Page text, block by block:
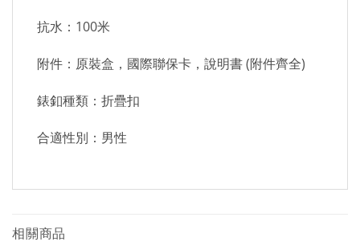
抗水：100米
附件：原裝盒，國際聯保卡，說明書 (附件齊全)
錶釦種類：折疊扣
合適性別：男性
相關商品